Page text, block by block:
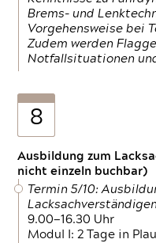
Brems- und
Vorgehensweise bei
Zudem werden
Notfallsituationen
8
Ausbildung zum
nicht einzeln buchbar)
Termin 5/10:
9.00—16.30 Uhr
Modul I: 2 Tage in